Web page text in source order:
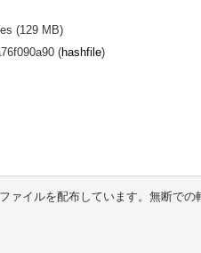
(129 MB)
(hashfile)
ァイルを配布しています。無断での